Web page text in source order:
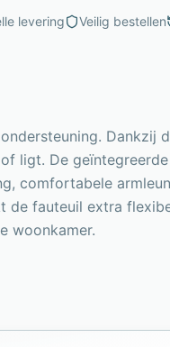
levering Veilig bestellen
Dankzij
ligt. De
comfortabele
fauteuil extra
woonkamer.